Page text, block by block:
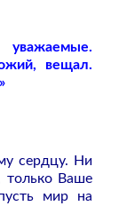
вещал.
сердцу. Ни
только Ваше
мир на